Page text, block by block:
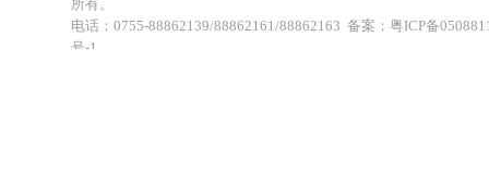
所有。
电话：0755-88862139/88862161/88862163 备案：粤ICP备
号-1